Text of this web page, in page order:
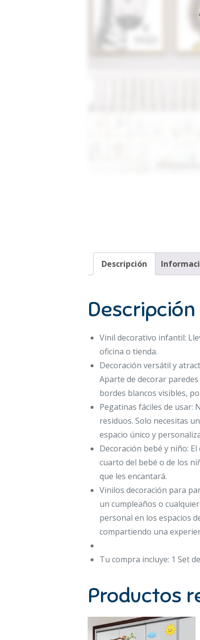
Descripción
Descripción
Vinil decorativo infantil:
oficina o tienda.
Decoración versátil y
Aparte de decorar
bordes blancos visibles,
Pegatinas fáciles de usar:
residuos. Solo necesitas
espacio único y
Decoración bebé y niño:
cuarto del bebé o de los
que les encantará.
Vinilos decoración para
un cumpleaños o
personal en los espacios
compartiendo una
Tu compra incluye: 1 Set
Productos